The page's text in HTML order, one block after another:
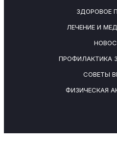
ЗДОРОВОЕ
ЛЕЧЕНИЕ И
ПРОФИЛАКТИКА
СОВЕТЫ
ФИЗИЧЕСКАЯ